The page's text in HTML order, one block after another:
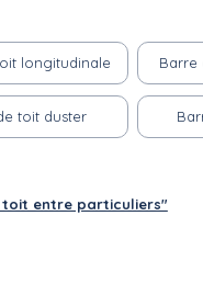
longitudinale Barre
toit duster
toit entre particuliers"